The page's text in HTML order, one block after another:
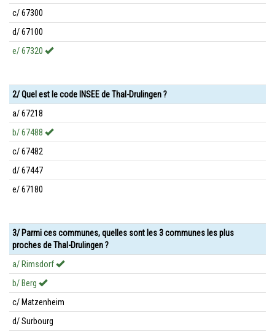
c/ 67300
d/ 67100
e/ 67320
2/ Quel est le code INSEE de Thal-Drulingen ?
a/ 67218
b/ 67488
c/ 67482
d/ 67447
e/ 67180
3/ Parmi ces communes, quelles sont les 3 communes les plus
proches de Thal-Drulingen ?
a/ Rimsdorf
b/ Berg
c/ Matzenheim
d/ Surbourg